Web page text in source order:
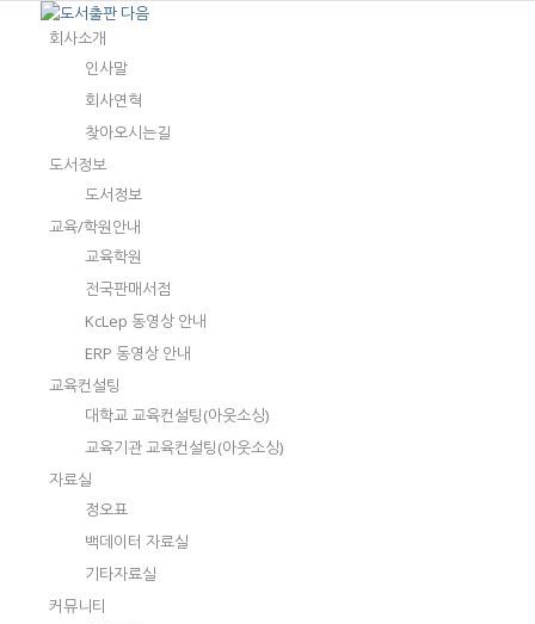
회사소개
인사말
회사연혁
찾아오시는길
도서정보
도서정보
교육/학원안내
교육학원
전국판매서점
KcLep 동영상 안내
ERP 동영상 안내
교육컨설팅
대학교 교육컨설팅(아웃소싱)
교육기관 교육컨설팅(아웃소싱)
자료실
정오표
백데이터 자료실
기타자료실
커뮤니티